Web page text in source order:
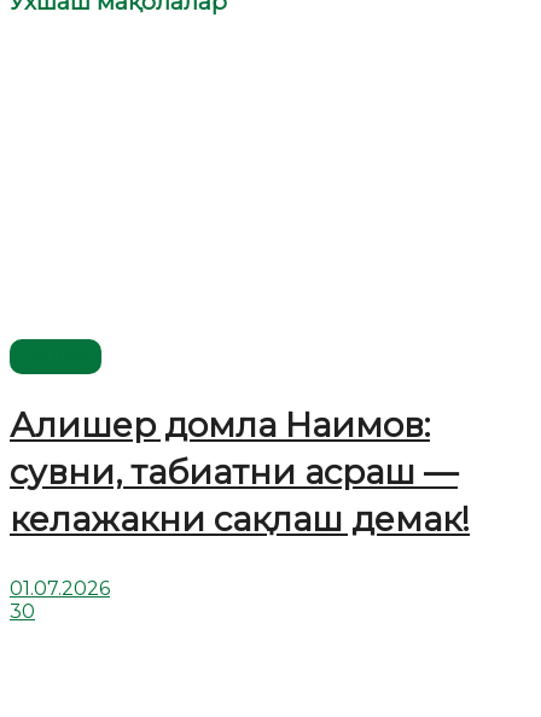
Алишер домла Наимов:
сувни, табиатни асраш —
келажакни сақлаш демак!
01.07.2026
30